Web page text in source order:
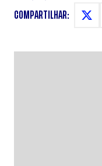
COMPARTILHAR: